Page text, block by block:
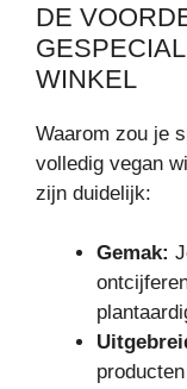
DE
WINKEL
Waarom zou je
volledig vegan
zijn duidelijk:
Gemak: